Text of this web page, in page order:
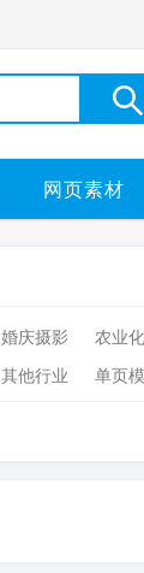
网页素材
婚庆摄影 农业
其他行业 单页